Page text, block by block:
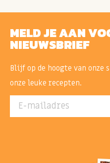
MELD JE AAN
NIEUWSBRIEF
Blijf op de hoogte van onze
onze leuke recepten.
E-mailadres